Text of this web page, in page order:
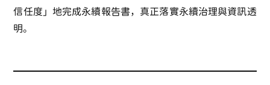
信任度」地完成永續報告書，真正落實永續治理與資訊透
明。